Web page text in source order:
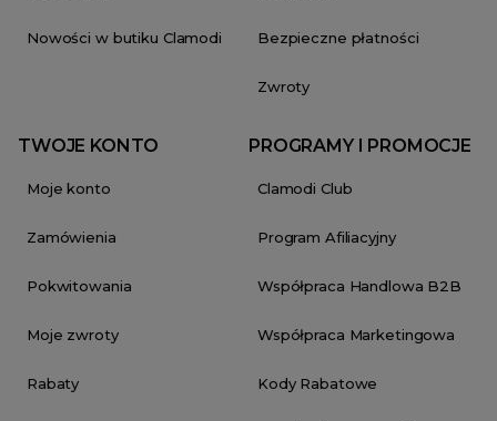
Nowości w butiku Clamodi Bezpieczne płatności
Zwroty
TWOJE KONTO
Moje konto
Zamówienia
Pokwitowania
Moje zwroty
Rabaty
PROGRAMY I PROMOCJE
Clamodi Club
Program Afiliacyjny
Współpraca Handlowa B2B
Współpraca Marketingowa
Kody Rabatowe